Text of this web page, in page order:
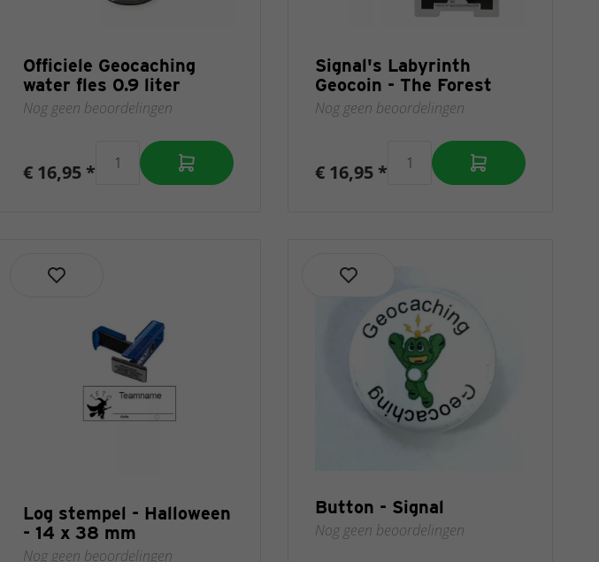
Officiele Geocaching
water fles 0.9 liter
Nog geen beoordelingen
€ 16,95 *
Signal's Labyrinth
Geocoin - The Forest
Nog geen beoordelingen
€ 16,95 *
Log stempel - Halloween
- 14 x 38 mm
Nog geen beoordelingen
Button - Signal
Nog geen beoordelingen